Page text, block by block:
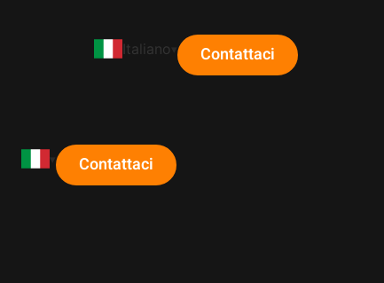
Italiano Contattaci
Contattaci